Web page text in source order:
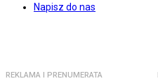
Napisz do nas
REKLAMA I PRENUMERATA